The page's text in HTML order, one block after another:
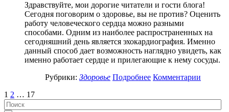
Здравствуйте, мои дорогие читатели и гости блога!
Сегодня поговорим о здоровье, вы не против? Оценить
работу человеческого сердца можно разными
способами. Одним из наиболее распространенных на
сегодняшний день является эхокардиография. Именно
данный способ дает возможность наглядно увидеть, как
именно работает сердце и прилегающие к нему сосуды.
Рубрики: Здоровье Подробнее Комментарии
1 2 … 17